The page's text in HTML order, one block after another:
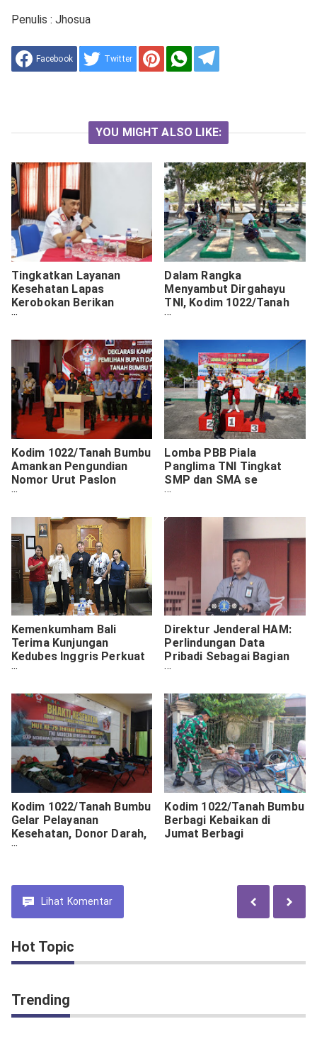
Penulis : Jhosua
Facebook Twitter
YOU MIGHT ALSO LIKE:
Tingkatkan Layanan
Kesehatan Lapas
Kerobokan Berikan
Pelatihan Kader
Dalam Rangka
Menyambut Dirgahayu
TNI, Kodim 1022/Tanah
Bumbu Bersihkan Tempat
Kodim 1022/Tanah Bumbu
Amankan Pengundian
Nomor Urut Paslon
Bupati dan Wakil Bupati
Pilkada 2024
Lomba PBB Piala
Panglima TNI Tingkat
SMP dan SMA se
Kabupaten Tanah Bumbu
Terbaik
Kemenkumham Bali
Terima Kunjungan
Kedubes Inggris Perkuat
Kerjasama Dan Tinjau
Direktur Jenderal HAM:
Perlindungan Data
Pribadi Sebagai Bagian
Tak Terpisahkan dari Hak
Kodim 1022/Tanah Bumbu
Gelar Pelayanan
Kesehatan, Donor Darah,
Sunatan Massal dan
Menyambut HUT KE 79
TNI
Kodim 1022/Tanah Bumbu
Berbagi Kebaikan di
Jumat Berbagi
Lihat Komentar
Hot Topic
Trending